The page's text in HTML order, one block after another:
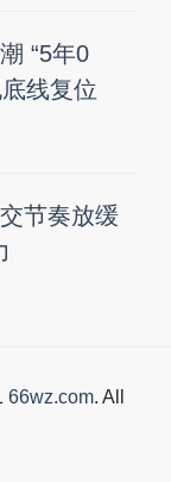
“5年0
线复位
节奏放缓
66wz.com. All